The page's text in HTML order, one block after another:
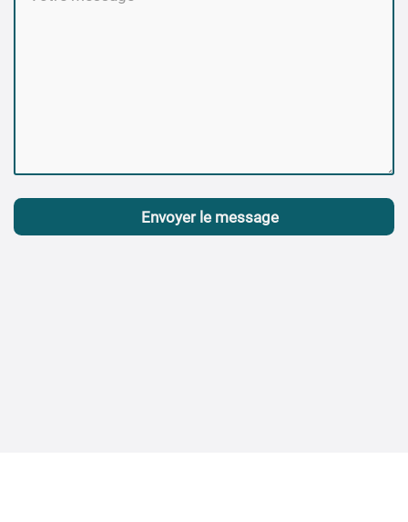
Envoyer le message